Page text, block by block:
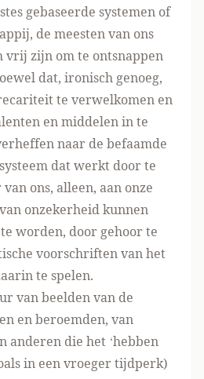
gebaseerde systemen of
de meesten van ons
vrij zijn om te ontsnappen
dat, ironisch genoeg,
te verwelkomen en
en middelen in te
naar de befaamde
dat werkt door te
ons, alleen, aan onze
onzekerheid kunnen
worden, door gehoor te
voorschriften van het
te spelen.
van beelden van de
en beroemden, van
anderen die het ‘hebben
in een vroeger tijdperk)